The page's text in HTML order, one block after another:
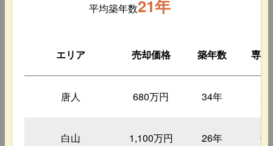
平均築年数21年
エリア 売却価格 築年数 専
唐人 680万円 34年
白山 1,100万円 26年